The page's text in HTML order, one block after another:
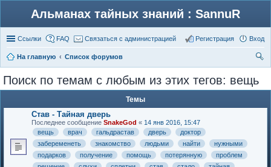
Альманах тайных знаний : SannuR
Ссылки FAQ Связаться с администрацией Вход
Регистрация
На главную
Список форумов
ск
Поиск по темам с любым из этих тегов: вещь
Темы
Став - Тайная дверь
Последнее сообщение SnakeGod « 14 янв 2016, 15:47
вещь
врач гальдрастав дверь
доктор
забеременеть
знакомство людьми найти
нужными
подарков
получение помощь потерянную
проблем